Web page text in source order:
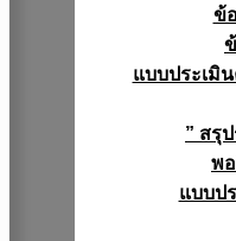
ข้
แบบประเมิ
” สรุ
พ
แบบป